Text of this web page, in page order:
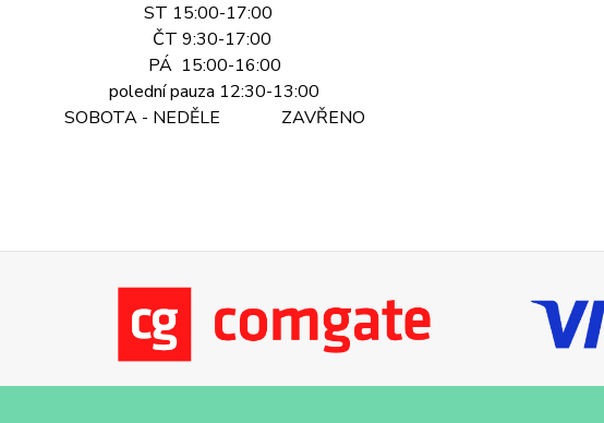
ST 15:00-17:00
ČT 9:30-17:00
PÁ 15:00-16:00
polední pauza 12:30-13:00
SOBOTA - NEDĚLE ZAVŘENO